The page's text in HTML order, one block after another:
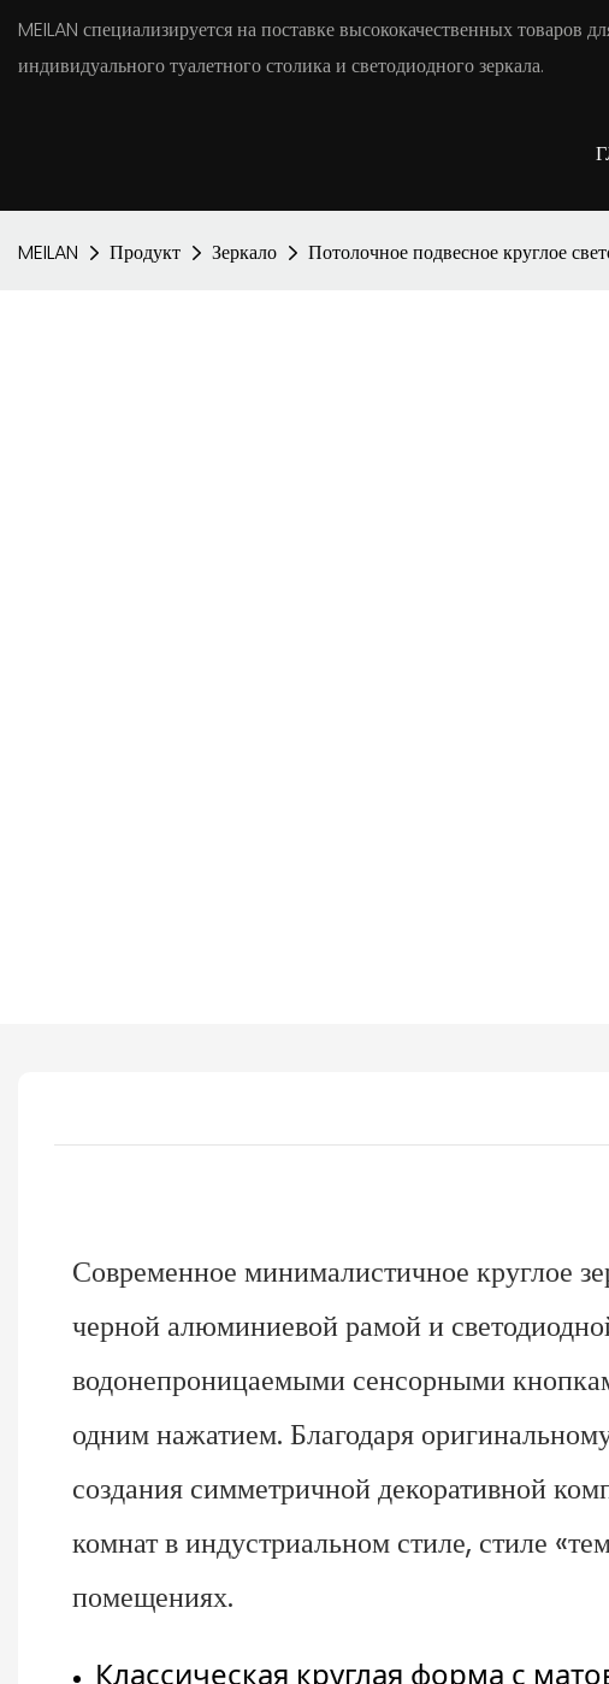
MEILAN специализируется на поставке высококачественных
индивидуального туалетного столика и светодиодного зеркала.
MEILAN Продукт Зеркало Потолочное подвесное круглое
Современное минималистичное круглое
черной алюминиевой рамой и
водонепроницаемыми сенсорными
одним нажатием. Благодаря
создания симметричной декоративной
комнат в индустриальном стиле, стиле
помещениях.
Классическая круглая форма с